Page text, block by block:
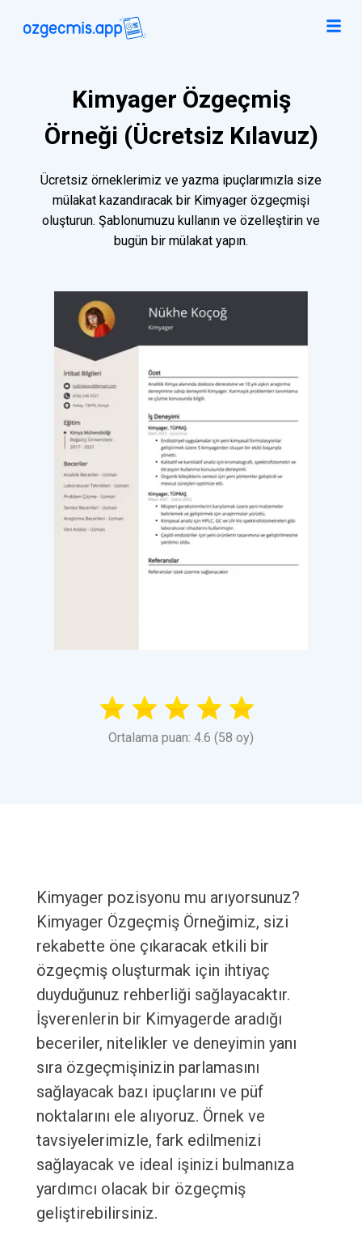
Kimyager Özgeçmiş
Örneği (Ücretsiz Kılavuz)
Ücretsiz örneklerimiz ve yazma ipuçlarımızla size
mülakat kazandıracak bir Kimyager özgeçmişi
oluşturun. Şablonumuzu kullanın ve özelleştirin ve
bugün bir mülakat yapın.
Ortalama puan: 4.6 (58 oy)
Kimyager pozisyonu mu arıyorsunuz?
Kimyager Özgeçmiş Örneğimiz, sizi
rekabette öne çıkaracak etkili bir
özgeçmiş oluşturmak için ihtiyaç
duyduğunuz rehberliği sağlayacaktır.
İşverenlerin bir Kimyagerde aradığı
beceriler, nitelikler ve deneyimin yanı
sıra özgeçmişinizin parlamasını
sağlayacak bazı ipuçlarını ve püf
noktalarını ele alıyoruz. Örnek ve
tavsiyelerimizle, fark edilmenizi
sağlayacak ve ideal işinizi bulmanıza
yardımcı olacak bir özgeçmiş
geliştirebilirsiniz.